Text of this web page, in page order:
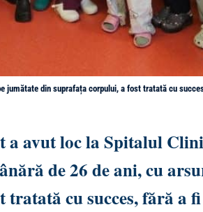
jumătate din suprafața corpului, a fost tratată cu
avut loc la Spitalul
de 26 de ani, cu
cu succes, fără a fi